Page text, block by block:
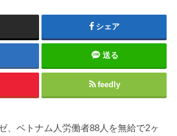
シェア
送る
feedly
、ベトナム人労働者88人を無給で2ヶ